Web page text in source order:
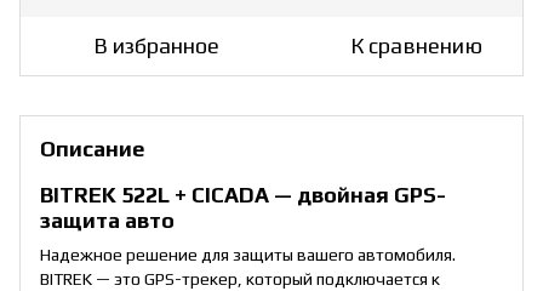
В избранное К сравнению
Описание
BITREK 522L + CICADA — двойная GPS-
защита авто
Надежное решение для защиты вашего автомобиля.
BITREK — это GPS-трекер, который подключается к